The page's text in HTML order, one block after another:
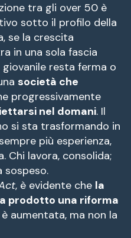
tra gli over 50 è
sotto il profilo della
se la crescita
in una sola fascia
resta ferma o
società che
progressivamente
nel domani. Il
si sta trasformando in
più esperienza,
Chi lavora, consolida;
sospeso.
, è evidente che la
prodotto una riforma
aumentata, ma non la